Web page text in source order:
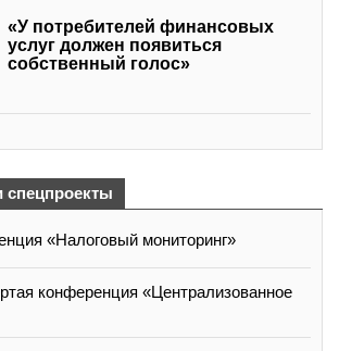
«У потребителей финансовых
услуг должен появиться
собственный голос»
спецпроекты
«Налоговый мониторинг»
конференция «Централизованное